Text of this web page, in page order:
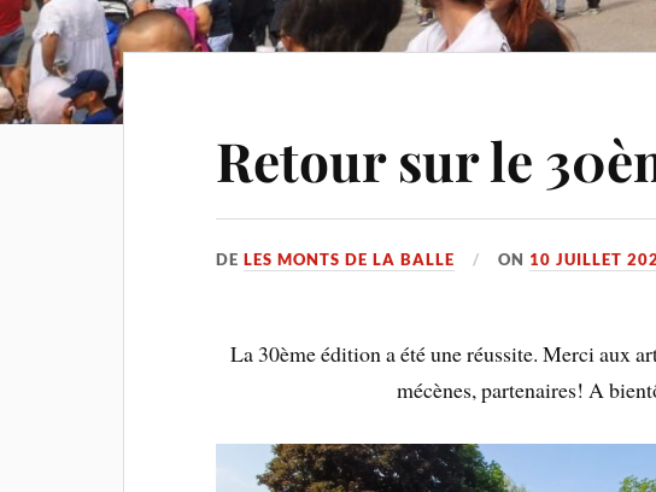
Retour sur le
DELES MONTS DE LA BALLE ON 10 JUILLET
La 30ème édition a été une réussite. Merci aux
mécènes, partenaires! A